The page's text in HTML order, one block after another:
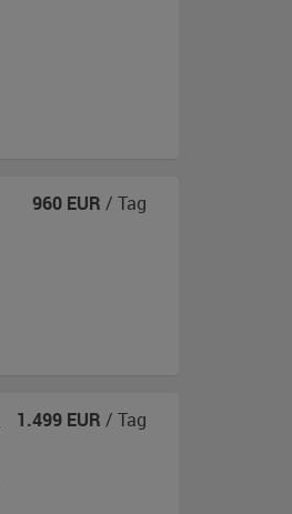
960 EUR / Tag
1.499 EUR / Tag